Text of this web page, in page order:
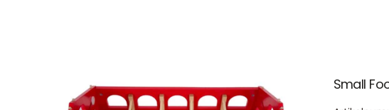
Small